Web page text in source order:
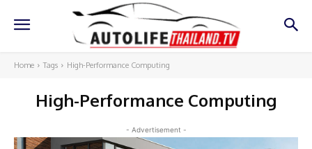
Home Tags High-Performance Computing
High-Performance Computing
- Advertisement -